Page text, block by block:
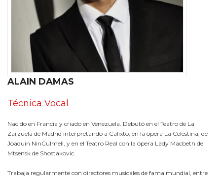
ALAIN DAMAS
Técnica Vocal
Nacido en Francia y criado en Venezuela. Debutó en el Teatro de La
Zarzuela de Madrid interpretando a Calixto, en la ópera La Celestina, de
Joaquín NinCulmell, y en el Teatro Real con la ópera Lady Macbeth de
Mtsensk de Shostakovic.
Trabaja regularmente con directores musicales de fama mundial, entre